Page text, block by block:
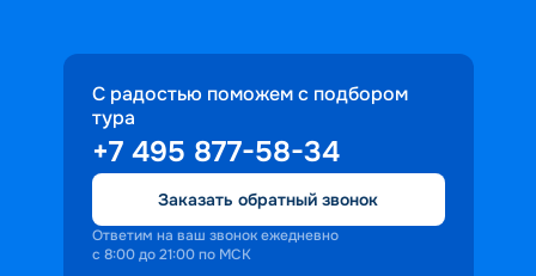
С радостью поможем с подбором
тура
+7 495 877-58-34
Заказать обратный звонок
Ответим на ваш звонок ежедневно
с 8:00 до 21:00 по МСК